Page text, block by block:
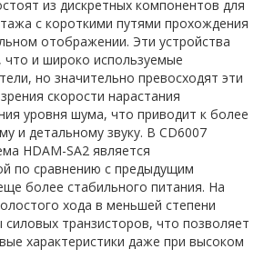
из дискретных компонентов для
с короткими путями прохождения
отображении. Эти устройства
и широко используемые
но значительно превосходят эти
скорости нарастания
уровня шума, что приводит к более
и детальному звуку. В CD6007
HDAM-SA2 является
по сравнению с предыдущим
более стабильного питания. На
хода в меньшей степени
транзисторов, что позволяет
характеристики даже при высоком